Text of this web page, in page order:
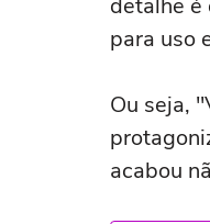
detalhe é
para uso
Ou seja,
acabou